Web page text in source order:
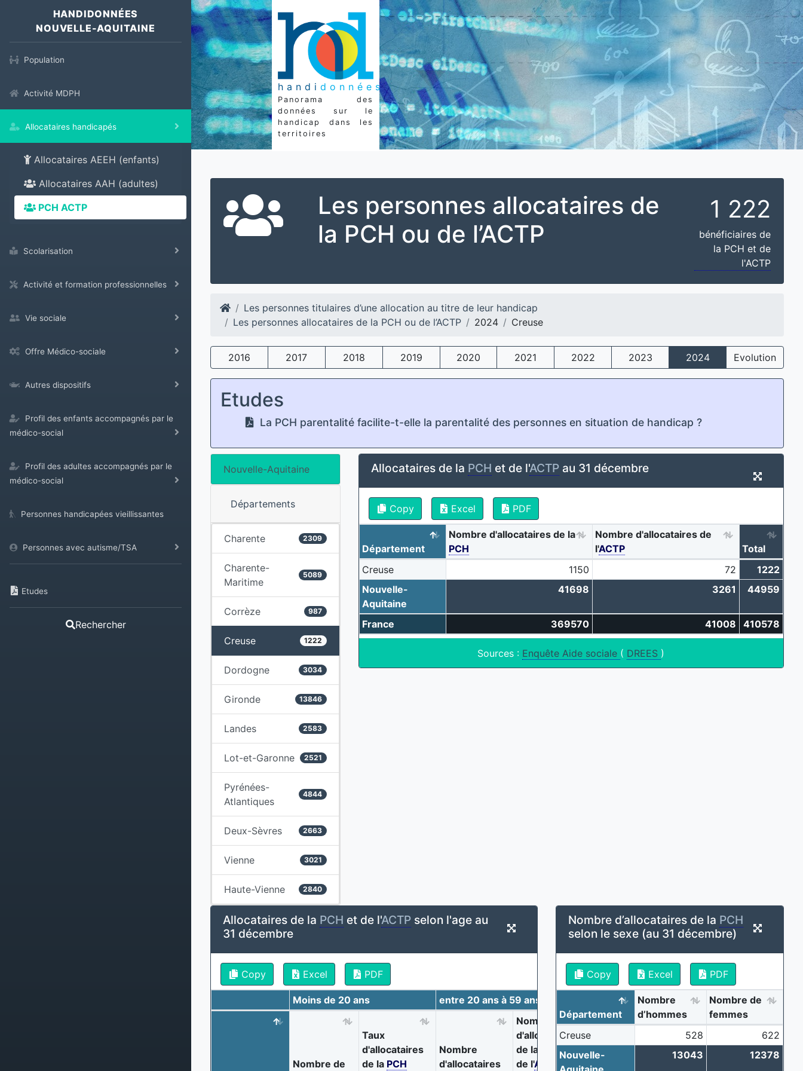
HANDIDONNÉES
NOUVELLE-AQUITAINE
Population
Activité MDPH
Allocataires handicapés
Allocataires AEEH (enfants)
Allocataires AAH (adultes)
PCH ACTP
Scolarisation
Activité et formation professionnelles
Vie sociale
Offre Médico-sociale
Autres dispositifs
Profil des enfants accompagnés par le
médico-social
Profil des adultes accompagnés par le
médico-social
Personnes handicapées vieillissantes
Personnes avec autisme/TSA
Etudes
Rechercher
handi données
Panorama des
données sur le
handicap dans les
territoires
Les personnes allocataires de
la PCH ou de l’ACTP
1 222
bénéficiaires de
la PCH et de
l'ACTP
Les personnes titulaires d’une allocation au titre de leur handicap
Les personnes allocataires de la PCH ou de l’ACTP
2024 Creuse
2016 2017 2018 2019 2020 2021 2022 2023 2024 Evolution
Etudes
La PCH parentalité facilite-t-elle la parentalité des personnes en situation de handicap ?
Nouvelle-Aquitaine
Départements
Charente 2309
Charente-
Maritime
5089
Corrèze 987
Creuse 1222
Dordogne 3034
Gironde 13846
Landes 2583
Lot-et-Garonne 2521
Pyrénées-
Atlantiques
4844
Deux-Sèvres 2663
Vienne 3021
Haute-Vienne 2840
Allocataires de la PCH et de l'ACTPau 31 décembre
Copy Excel PDF
Département
Nombre d'allocataires de la
PCH
Nombre d'allocataires de
l'ACTP
Total
Creuse
1150 72
1222
Nouvelle-
Aquitaine
41698 3261 44959
France 369570 41008 410578
Sources : Enquête Aide sociale ( DREES )
Allocataires de la PCH et de l'ACTP selon l'age au
31 décembre
Copy Excel PDF
Moins de 20 ans entre 20 ans à 59 ans plus de 60 ans
Nombre de
Taux
d'allocataires
de la PCH
Nombre
d'allocataires
Nombre
d'allocataires
de la
PCHou
de l'ACTP
Nombre
Taux
d'allocataires
de laPCH
Nombre d’allocataires de la PCH
selon le sexe (au 31 décembre)
Copy Excel PDF
Département
Nombre
d’hommes
Nombre de
femmes
Creuse
528
622
Nouvelle-
13043 12378